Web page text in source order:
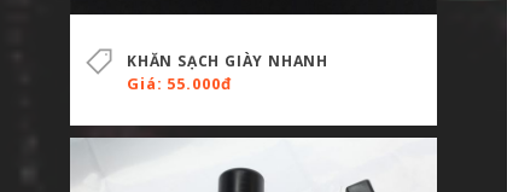
Giá: 55.000đ
KHĂN SẠCH GIÀY NHANH